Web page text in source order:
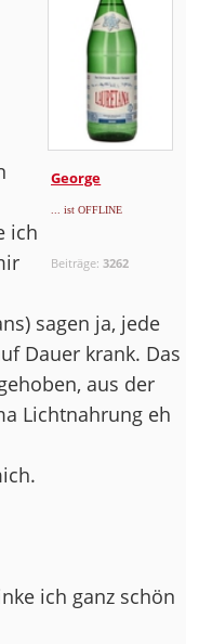
George
... ist OFFLINE
Beiträge:3262
ich
sagen ja, jede
Dauer krank. Das
aus der
Lichtnahrung eh
ich ganz schön